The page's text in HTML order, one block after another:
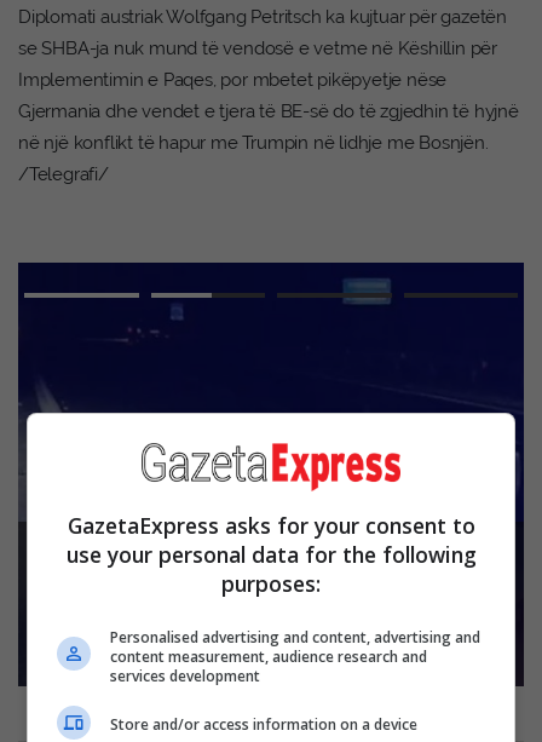
Diplomati austriak Wolfgang Petritsch ka kujtuar për gazetën
se SHBA-ja nuk mund të vendosë e vetme në Këshillin për
Implementimin e Paqes, por mbetet pikëpyetje nëse
Gjermania dhe vendet e tjera të BE-së do të zgjedhin të hyjnë
në një konflikt të hapur me Trumpin në lidhje me Bosnjën.
/Telegrafi/
E dhimbshme, 38-vjeçari nga Kosova
humb jetën në një aksident me
motoçikletë në Mirditë
Read more
GazetaExpress asks for your consent to
use your personal data for the following
purposes:
Personalised advertising and content, advertising and
content measurement, audience research and
services development
Store and/or access information on a device